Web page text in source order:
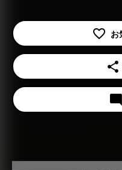
share
mode_comment